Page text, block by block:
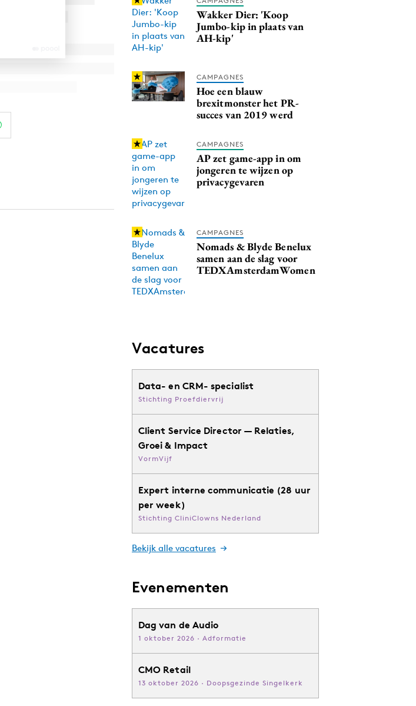
Wakker Dier: 'Koop
Jumbo-kip in plaats van
AH-kip'
CAMPAGNES
Hoe een blauw
brexitmonster het PR-
succes van 2019 werd
CAMPAGNES
AP zet game-app in om
jongeren te wijzen op
privacygevaren
CAMPAGNES
Nomads & Blyde Benelux
samen aan de slag voor
TEDXAmsterdamWomen
Vacatures
Data- en CRM- specialist
Stichting Proefdiervrij
Client Service Director — Relaties,
Groei & Impact
VormVijf
Expert interne communicatie (28 uur
per week)
Stichting CliniClowns Nederland
Bekijk alle vacatures
Evenementen
Dag van de Audio
1 oktober 2026 · Adformatie
CMO Retail
13 oktober 2026 · Doopsgezinde Singelkerk